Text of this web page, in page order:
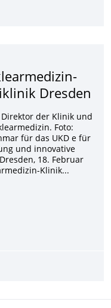
sind
neuen Rissen
Dresden
der Klinik und
Foto:
für das UKD e für
und innovative
18. Februar
Klinik...
Nuklearmedizin-Chef